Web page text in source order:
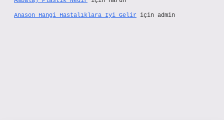
Anason Hangi Hastalıklara Iyi Gelir için admin